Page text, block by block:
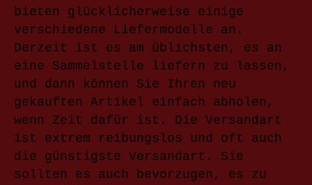
bieten glücklicherweise einige
verschiedene Liefermodelle an.
Derzeit ist es am üblichsten, es an
eine Sammelstelle liefern zu lassen,
und dann können Sie Ihren neu
gekauften Artikel einfach abholen,
wenn Zeit dafür ist. Die Versandart
ist extrem reibungslos und oft auch
die günstigste Versandart. Sie
sollten es auch bevorzugen, es zu